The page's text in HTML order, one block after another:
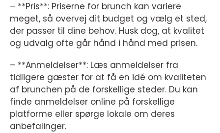
– **Pris**: Priserne for brunch kan variere
meget, så overvej dit budget og vælg et sted,
der passer til dine behov. Husk dog, at kvalitet
og udvalg ofte går hånd i hånd med prisen.
– **Anmeldelser**: Læs anmeldelser fra
tidligere gæster for at få en idé om kvaliteten
af brunchen på de forskellige steder. Du kan
finde anmeldelser online på forskellige
platforme eller spørge lokale om deres
anbefalinger.